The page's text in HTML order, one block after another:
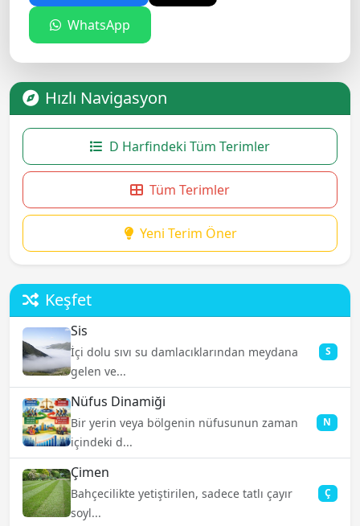
WhatsApp
Hızlı Navigasyon
D Harfindeki Tüm Terimler
Tüm Terimler
Yeni Terim Öner
Keşfet
Sis
İçi dolu sıvı su damlacıklarından meydana
gelen ve...
S
Nüfus Dinamiği
Bir yerin veya bölgenin nüfusunun zaman
içindeki d...
N
Çimen
Bahçecilikte yetiştirilen, sadece tatlı çayır
soyl...
Ç